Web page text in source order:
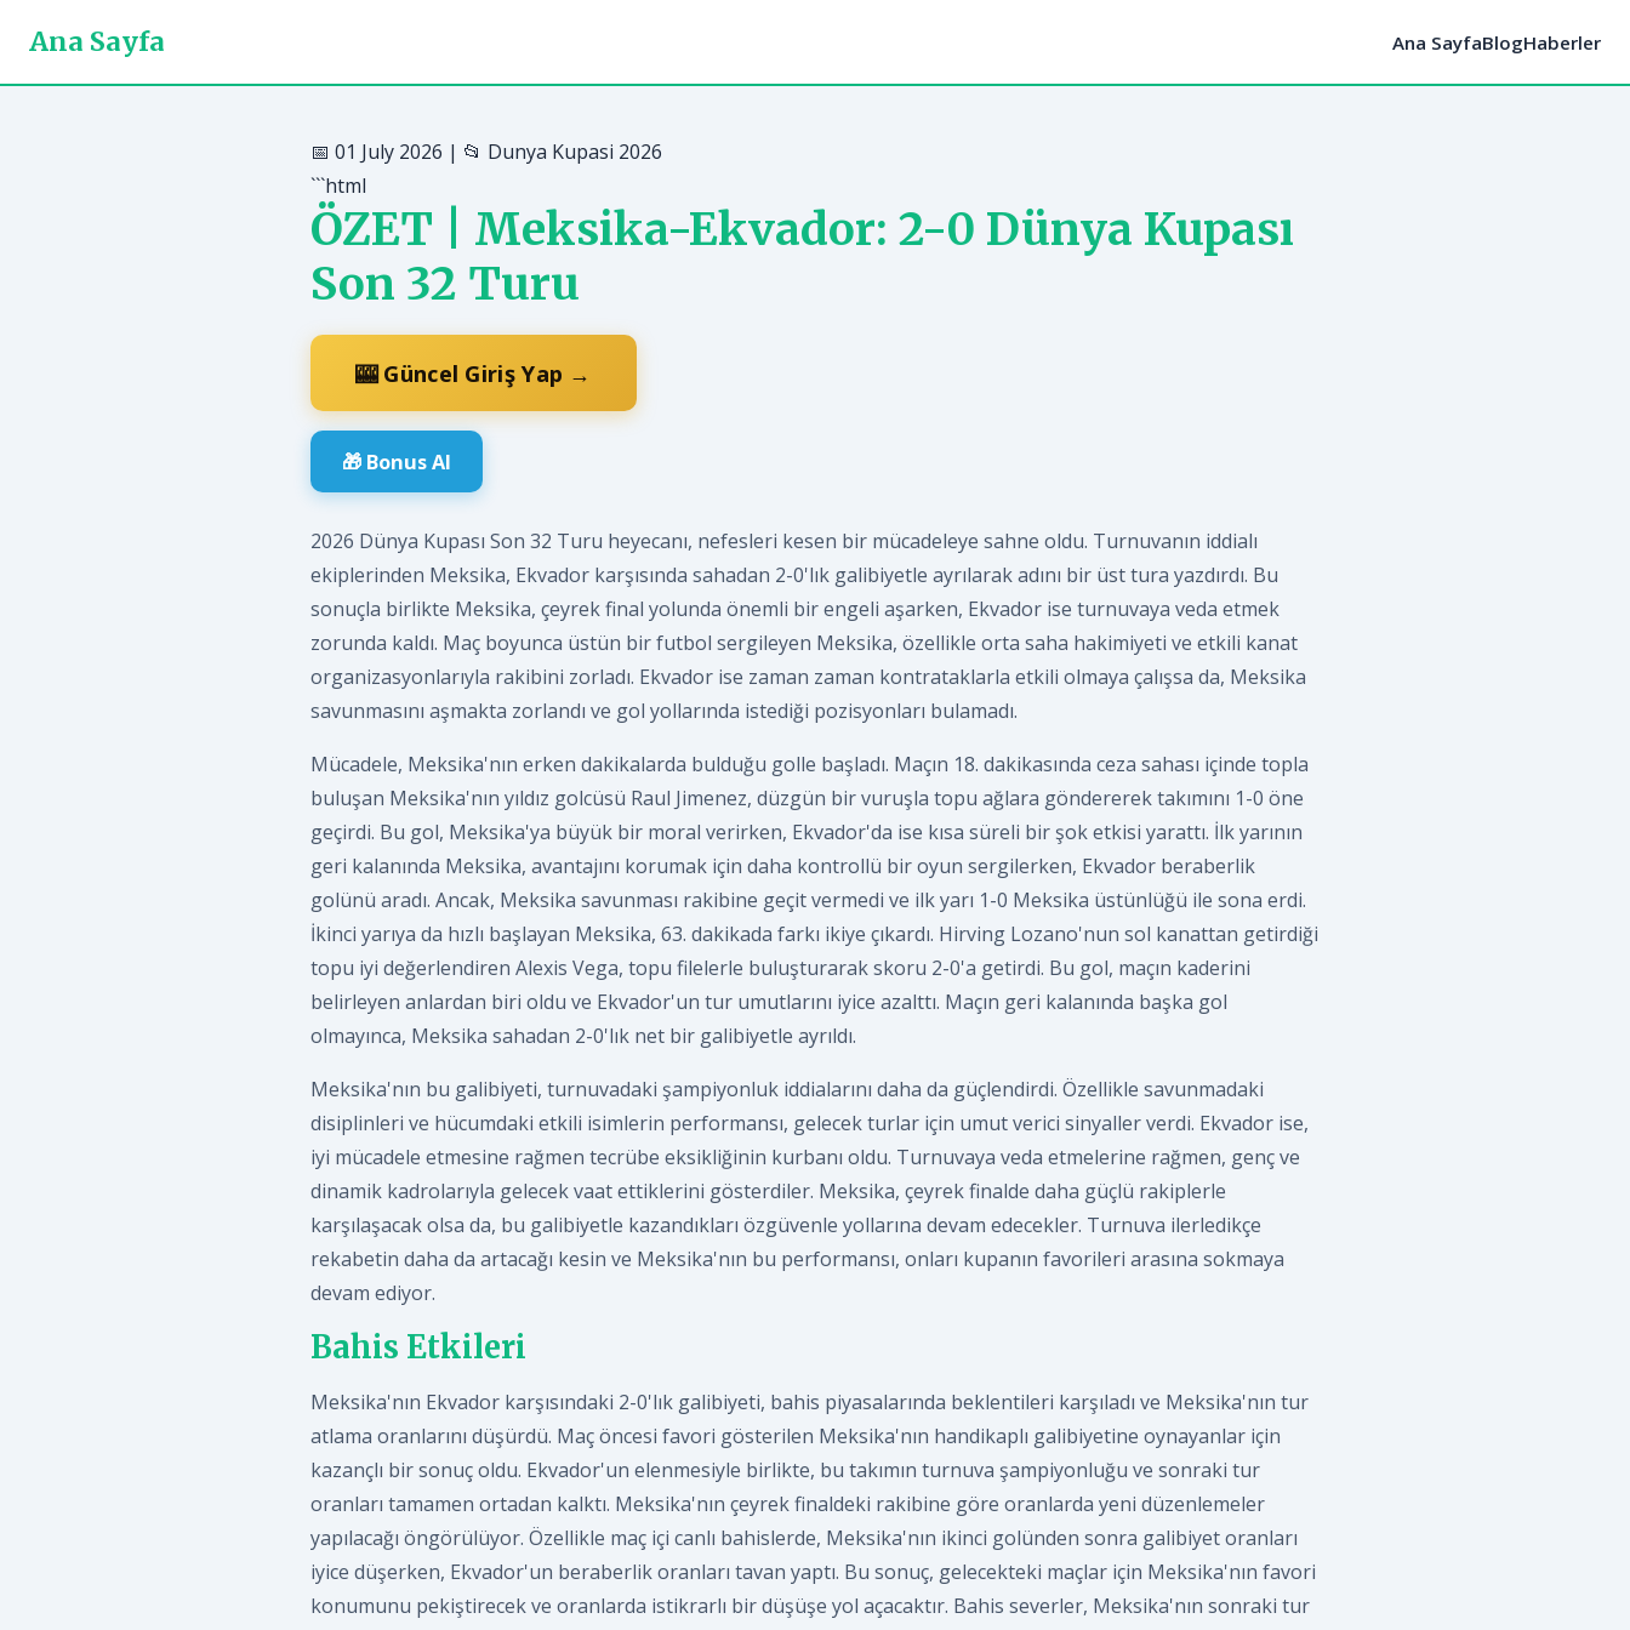
Ana Sayfa Ana SayfaBlogHaberler
📅 01 July 2026 | 📂 Dunya Kupasi 2026
```html
ÖZET | Meksika-Ekvador: 2-0 Dünya Kupası
Son 32 Turu
🎰 Güncel Giriş Yap →
🎁 Bonus Al
2026 Dünya Kupası Son 32 Turu heyecanı, nefesleri kesen bir mücadeleye sahne oldu. Turnuvanın iddialı
ekiplerinden Meksika, Ekvador karşısında sahadan 2-0'lık galibiyetle ayrılarak adını bir üst tura yazdırdı. Bu
sonuçla birlikte Meksika, çeyrek final yolunda önemli bir engeli aşarken, Ekvador ise turnuvaya veda etmek
zorunda kaldı. Maç boyunca üstün bir futbol sergileyen Meksika, özellikle orta saha hakimiyeti ve etkili kanat
organizasyonlarıyla rakibini zorladı. Ekvador ise zaman zaman kontrataklarla etkili olmaya çalışsa da, Meksika
savunmasını aşmakta zorlandı ve gol yollarında istediği pozisyonları bulamadı.
Mücadele, Meksika'nın erken dakikalarda bulduğu golle başladı. Maçın 18. dakikasında ceza sahası içinde topla
buluşan Meksika'nın yıldız golcüsü Raul Jimenez, düzgün bir vuruşla topu ağlara göndererek takımını 1-0 öne
geçirdi. Bu gol, Meksika'ya büyük bir moral verirken, Ekvador'da ise kısa süreli bir şok etkisi yarattı. İlk yarının
geri kalanında Meksika, avantajını korumak için daha kontrollü bir oyun sergilerken, Ekvador beraberlik
golünü aradı. Ancak, Meksika savunması rakibine geçit vermedi ve ilk yarı 1-0 Meksika üstünlüğü ile sona erdi.
İkinci yarıya da hızlı başlayan Meksika, 63. dakikada farkı ikiye çıkardı. Hirving Lozano'nun sol kanattan getirdiği
topu iyi değerlendiren Alexis Vega, topu filelerle buluşturarak skoru 2-0'a getirdi. Bu gol, maçın kaderini
belirleyen anlardan biri oldu ve Ekvador'un tur umutlarını iyice azalttı. Maçın geri kalanında başka gol
olmayınca, Meksika sahadan 2-0'lık net bir galibiyetle ayrıldı.
Meksika'nın bu galibiyeti, turnuvadaki şampiyonluk iddialarını daha da güçlendirdi. Özellikle savunmadaki
disiplinleri ve hücumdaki etkili isimlerin performansı, gelecek turlar için umut verici sinyaller verdi. Ekvador ise,
iyi mücadele etmesine rağmen tecrübe eksikliğinin kurbanı oldu. Turnuvaya veda etmelerine rağmen, genç ve
dinamik kadrolarıyla gelecek vaat ettiklerini gösterdiler. Meksika, çeyrek finalde daha güçlü rakiplerle
karşılaşacak olsa da, bu galibiyetle kazandıkları özgüvenle yollarına devam edecekler. Turnuva ilerledikçe
rekabetin daha da artacağı kesin ve Meksika'nın bu performansı, onları kupanın favorileri arasına sokmaya
devam ediyor.
Bahis Etkileri
Meksika'nın Ekvador karşısındaki 2-0'lık galibiyeti, bahis piyasalarında beklentileri karşıladı ve Meksika'nın tur
atlama oranlarını düşürdü. Maç öncesi favori gösterilen Meksika'nın handikaplı galibiyetine oynayanlar için
kazançlı bir sonuç oldu. Ekvador'un elenmesiyle birlikte, bu takımın turnuva şampiyonluğu ve sonraki tur
oranları tamamen ortadan kalktı. Meksika'nın çeyrek finaldeki rakibine göre oranlarda yeni düzenlemeler
yapılacağı öngörülüyor. Özellikle maç içi canlı bahislerde, Meksika'nın ikinci golünden sonra galibiyet oranları
iyice düşerken, Ekvador'un beraberlik oranları tavan yaptı. Bu sonuç, gelecekteki maçlar için Meksika'nın favori
konumunu pekiştirecek ve oranlarda istikrarlı bir düşüşe yol açacaktır. Bahis severler, Meksika'nın sonraki tur